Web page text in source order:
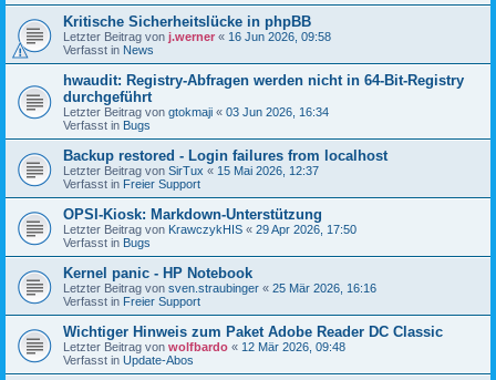
Kritische Sicherheitslücke in phpBB
Letzter Beitrag von j.werner « 16 Jun 2026, 09:58
Verfasst in News
hwaudit: Registry-Abfragen werden nicht in 64-Bit-Registry
durchgeführt
Letzter Beitrag von gtokmaji « 03 Jun 2026, 16:34
Verfasst in Bugs
Backup restored - Login failures from localhost
Letzter Beitrag von SirTux « 15 Mai 2026, 12:37
Verfasst in Freier Support
OPSI-Kiosk: Markdown-Unterstützung
Letzter Beitrag von KrawczykHIS « 29 Apr 2026, 17:50
Verfasst in Bugs
Kernel panic - HP Notebook
Letzter Beitrag von sven.straubinger « 25 Mär 2026, 16:16
Verfasst in Freier Support
Wichtiger Hinweis zum Paket Adobe Reader DC Classic
Letzter Beitrag von wolfbardo « 12 Mär 2026, 09:48
Verfasst in Update-Abos